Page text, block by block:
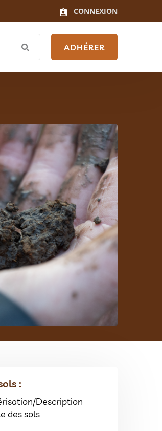
CONNEXION
ADHÉRER
:
Description
des sols